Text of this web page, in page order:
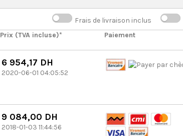
Frais de livraison inclus
Prix (TVA incluse)* Paiement
6 954,17 DH
2020-06-01 04:05:52
9 084,00 DH
2018-01-03 11:44:56